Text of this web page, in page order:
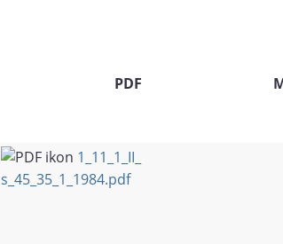
PDF
1_11_1_II_
s_45_35_1_1984.pdf